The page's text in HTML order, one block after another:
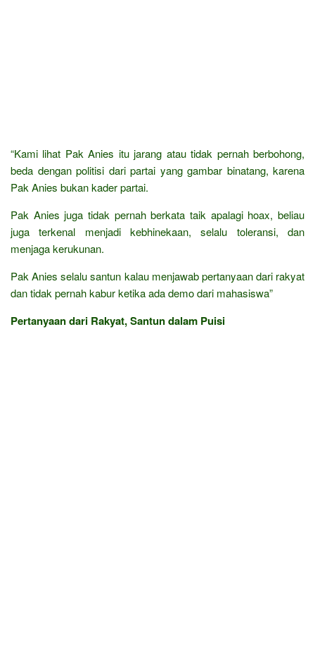
“Kami lihat Pak Anies itu jarang atau tidak pernah berbohong,
beda dengan politisi dari partai yang gambar binatang, karena
Pak Anies bukan kader partai.
Pak Anies juga tidak pernah berkata taik apalagi hoax, beliau
juga terkenal menjadi kebhinekaan, selalu toleransi, dan
menjaga kerukunan.
Pak Anies selalu santun kalau menjawab pertanyaan dari rakyat
dan tidak pernah kabur ketika ada demo dari mahasiswa”
Pertanyaan dari Rakyat, Santun dalam Puisi